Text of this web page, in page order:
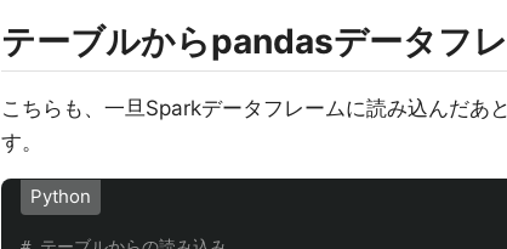
テーブルからpandasデータフ
こちらも、一旦Sparkデータフレームに読み込んだあ
す。
Python